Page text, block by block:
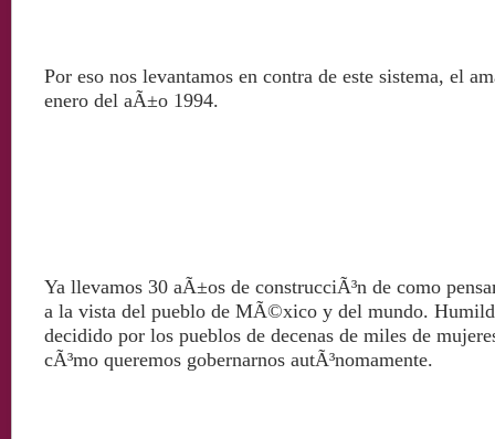
Por eso nos levantamos en contra de este sistema, el
enero del aÃ±o 1994.
Ya llevamos 30 aÃ±os de construcciÃ³n de como
a la vista del pueblo de MÃ©xico y del mundo.
decidido por los pueblos de decenas de miles de
cÃ³mo queremos gobernarnos autÃ³nomamente.